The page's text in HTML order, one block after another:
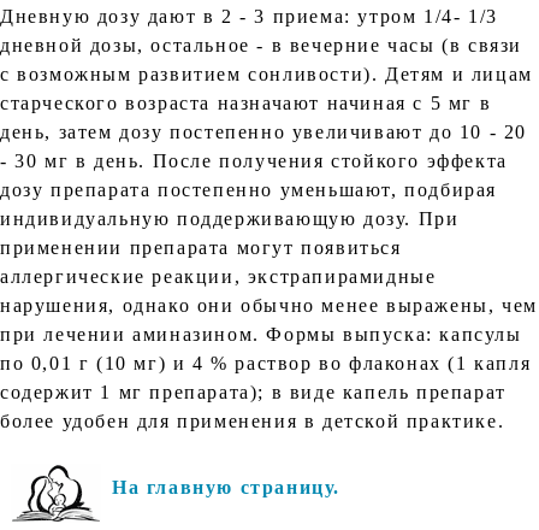
Дневную дозу дают в 2 - 3 приема: утром 1/4- 1/3
дневной дозы, остальное - в вечерние часы (в связи
с возможным развитием сонливости). Детям и лицам
старческого возраста назначают начиная с 5 мг в
день, затем дозу постепенно увеличивают до 10 - 20
- 30 мг в день. После получения стойкого эффекта
дозу препарата постепенно уменьшают, подбирая
индивидуальную поддерживающую дозу. При
применении препарата могут появиться
аллергические реакции, экстрапирамидные
нарушения, однако они обычно менее выражены, чем
при лечении аминазином. Формы выпуска: капсулы
по 0,01 г (10 мг) и 4 % раствор во флаконах (1 капля
содержит 1 мг препарата); в виде капель препарат
более удобен для применения в детской практике.
На главную страницу.